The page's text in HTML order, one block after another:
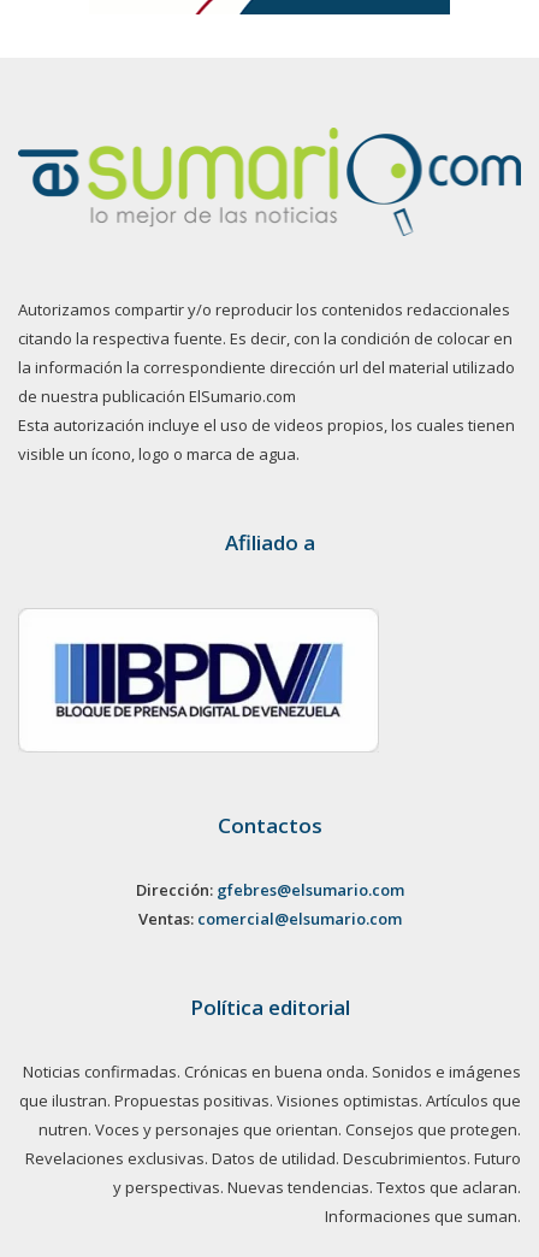
Autorizamos compartir y/o reproducir los contenidos redaccionales
citando la respectiva fuente. Es decir, con la condición de colocar en
la información la correspondiente dirección url del material utilizado
de nuestra publicación ElSumario.com
Esta autorización incluye el uso de videos propios, los cuales tienen
visible un ícono, logo o marca de agua.
Afiliado a
Contactos
Dirección: gfebres@elsumario.com
Ventas: comercial@elsumario.com
Política editorial
Noticias confirmadas. Crónicas en buena onda. Sonidos e imágenes
que ilustran. Propuestas positivas. Visiones optimistas. Artículos que
nutren. Voces y personajes que orientan. Consejos que protegen.
Revelaciones exclusivas. Datos de utilidad. Descubrimientos. Futuro
y perspectivas. Nuevas tendencias. Textos que aclaran.
Informaciones que suman.